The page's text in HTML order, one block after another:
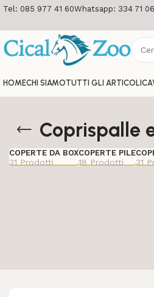
Tel: 085 977 41 60Whatsapp: 334 71 06
HOMECHI SIAMOTUTTI GLI ARTICOLI
Coprispalle
COPERTE DA BOX
31 Prodotti
COPERTE PILE
18 Prodotti 31